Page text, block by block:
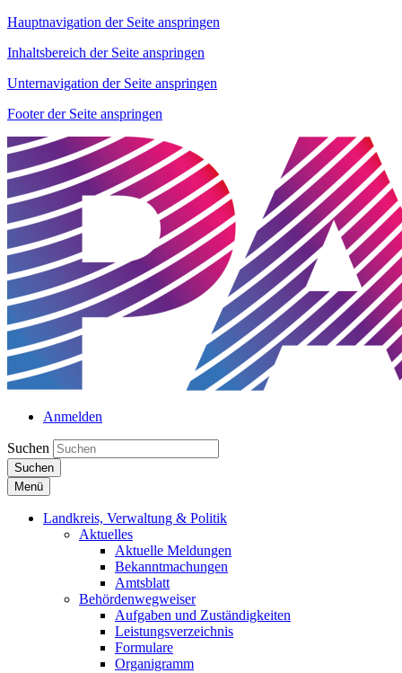
Hauptnavigation der Seite anspringen
Inhaltsbereich der Seite anspringen
Unternavigation der Seite anspringen
Footer der Seite anspringen
Anmelden
Suchen
Suchen
Menü
Landkreis, Verwaltung & Politik
Aktuelles
Aktuelle Meldungen
Bekanntmachungen
Amtsblatt
Behördenwegweiser
Aufgaben und Zuständigkeiten
Leistungsverzeichnis
Formulare
Organigramm